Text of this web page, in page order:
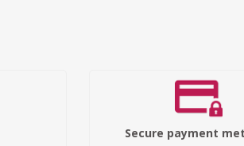
Secure payment